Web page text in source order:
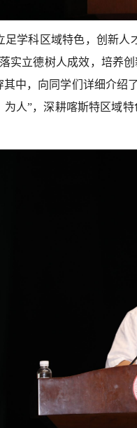
足学科区域特色，创新人
实立德树人成效，培养
中，向同学们详细介绍
人”，深耕喀斯特区域